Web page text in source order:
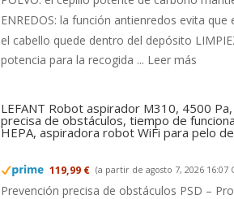
ENREDOS: la función antienredos evita
el cabello quede dentro del depósito
potencia para la recogida ... Leer más
LEFANT Robot aspirador M310, 4500
precisa de obstáculos, tiempo de
HEPA, aspiradora robot WiFi para pelo
119,99 € (a partir de agosto 7, 2026 16:07
Prevención precisa de obstáculos PSD –